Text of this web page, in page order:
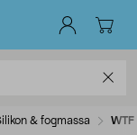
& fogmassa